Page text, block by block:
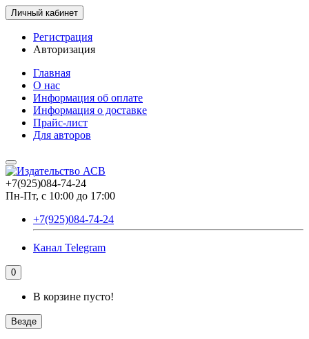
Личный кабинет
Регистрация
Авторизация
Главная
О нас
Информация об оплате
Информация о доставке
Прайс-лист
Для авторов
+7(925)084-74-24
Пн-Пт, с 10:00 до 17:00
+7(925)084-74-24
Канал Telegram
0
В корзине пусто!
Везде